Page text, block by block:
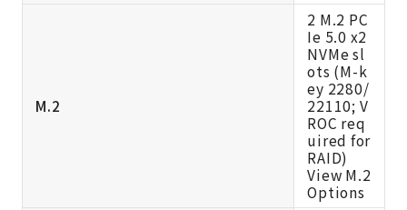
M.2
2 M.2 PC
Ie 5.0 x2
NVMe sl
ots (M-k
ey 2280/
22110; V
ROC req
uired for
RAID)
View M.2
Options